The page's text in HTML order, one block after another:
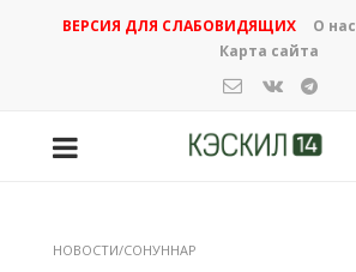
ВЕРСИЯ ДЛЯ СЛАБОВИДЯЩИХ О нас
Карта сайта
НОВОСТИ/СОНУННАР